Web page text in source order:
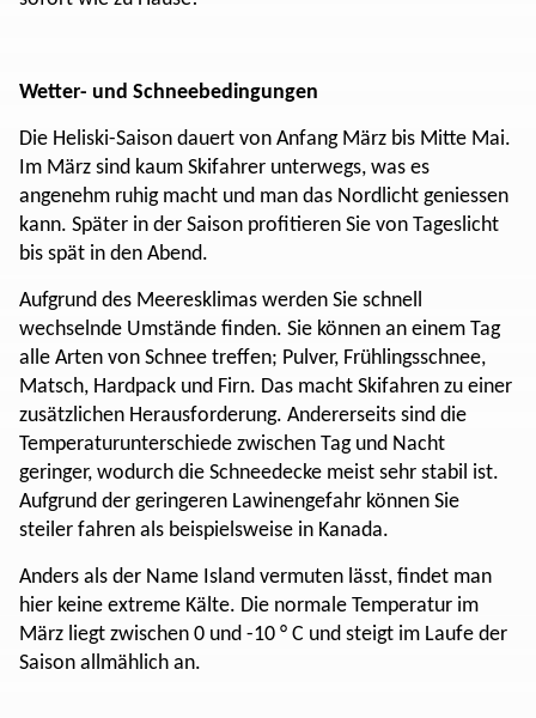
Wetter- und Schneebedingungen
Die Heliski-Saison dauert von Anfang März bis Mitte Mai.
Im März sind kaum Skifahrer unterwegs, was es
angenehm ruhig macht und man das Nordlicht geniessen
kann. Später in der Saison profitieren Sie von Tageslicht
bis spät in den Abend.
Aufgrund des Meeresklimas werden Sie schnell
wechselnde Umstände finden. Sie können an einem Tag
alle Arten von Schnee treffen; Pulver, Frühlingsschnee,
Matsch, Hardpack und Firn. Das macht Skifahren zu einer
zusätzlichen Herausforderung. Andererseits sind die
Temperaturunterschiede zwischen Tag und Nacht
geringer, wodurch die Schneedecke meist sehr stabil ist.
Aufgrund der geringeren Lawinengefahr können Sie
steiler fahren als beispielsweise in Kanada.
Anders als der Name Island vermuten lässt, findet man
hier keine extreme Kälte. Die normale Temperatur im
März liegt zwischen 0 und -10 ° C und steigt im Laufe der
Saison allmählich an.